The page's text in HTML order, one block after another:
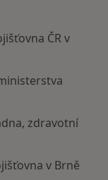
ČR v
zdravotní
v Brně